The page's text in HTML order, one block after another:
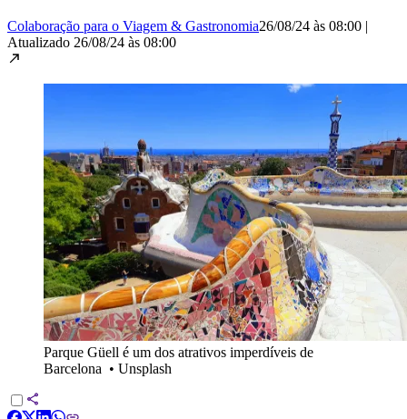
Colaboração para o Viagem & Gastronomia26/08/24 às 08:00 |
Atualizado 26/08/24 às 08:00
Parque Güell é um dos atrativos imperdíveis de
Barcelona • Unsplash